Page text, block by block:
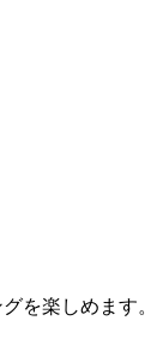
を楽しめます。